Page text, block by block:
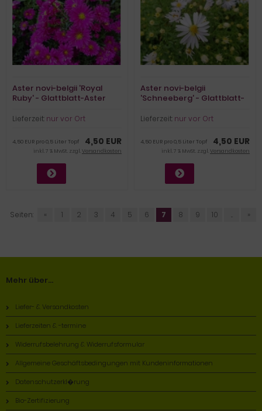
Aster novi-belgii 'Royal
Ruby' - Glattblatt-Aster
Lieferzeit: nur vor Ort
4,50 EUR
4,50 EUR pro 0,5 Liter Topf
inkl. 7 % MwSt. zzgl.Versandkosten
Aster novi-belgii
'Schneeberg' - Glattblatt-
Lieferzeit: nur vor Ort
4,50 EUR
4,50 EUR pro 0,5 Liter Topf
inkl. 7 % MwSt. zzgl.Versandkosten
Seiten: « 1 2 3 4 5 6 7 8 9 10 ... »
Mehr über...
Liefer- & Versandkosten
Lieferzeiten & -termine
Widerrufsbelehrung & Widerrufsformular
Allgemeine Geschäftsbedingungen mit Kundeninformationen
Datenschutzerkl�rung
Bio-Zertifizierung